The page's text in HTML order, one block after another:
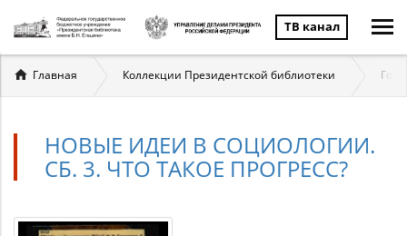
ТВ канал
Вы
здесь
Главная Коллекции Президентской библиотеки
НОВЫЕ ИДЕИ В СОЦИОЛОГИИ.
СБ. 3. ЧТО ТАКОЕ ПРОГРЕСС?